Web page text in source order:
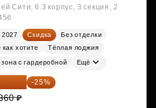
Сити, 6.3 корпус, 3 секция, 2
2027 Скидка
Без отделки
хотите
Тёплая лоджия
с гардеробной Ещё
520 ₽ -25%
₽